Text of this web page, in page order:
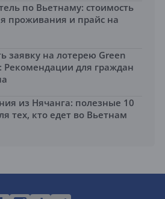
по Вьетнаму: стоимость
проживания и прайс на
заявку на лотерею Green
Рекомендации для граждан
из Нячанга: полезные 10
тех, кто едет во Вьетнам